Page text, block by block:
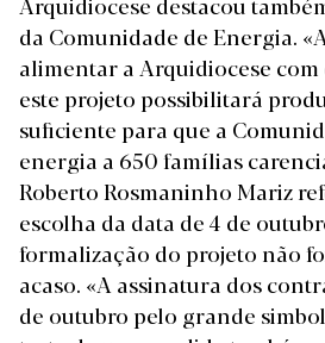
da Comunidade de Energia.
alimentar a Arquidiocese
este projeto possibilitará
suficiente para que a
energia a 650 famílias
Roberto Rosmaninho Mariz
escolha da data de 4 de
formalização do projeto não
acaso. «A assinatura dos
de outubro pelo grande